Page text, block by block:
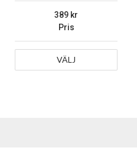
Pris
389
VÄLJ